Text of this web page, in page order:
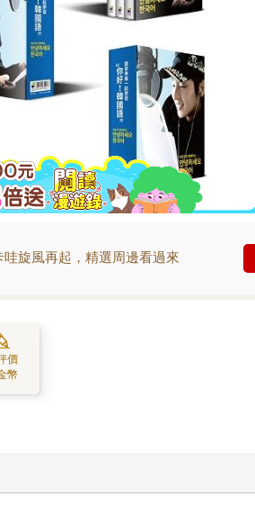
旋風再起，精選周邊看過來
價
幣